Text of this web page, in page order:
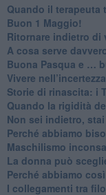
​Quando il terapeuta
​Buon 1 Maggio!
Ritornare indietro di
​A cosa serve
​Buona Pasqua e …
​Vivere nell’incertezza
​Storie di rinascita: i
​Quando la rigidità
​Non sei indietro,
​Perché abbiamo
​Maschilismo
​La donna può
​Perché abbiamo
​I collegamenti tra